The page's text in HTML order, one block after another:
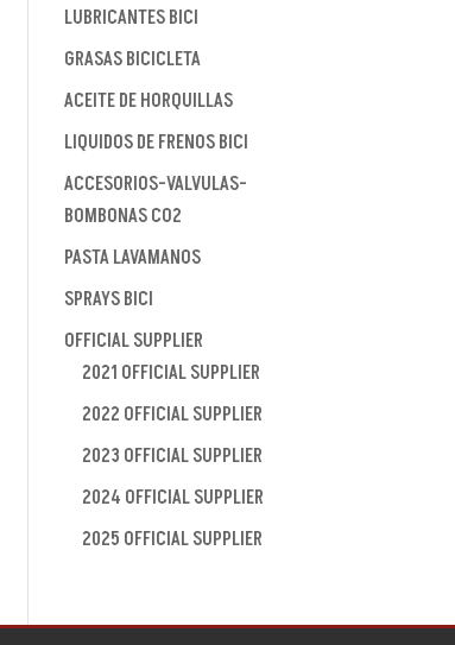
LUBRICANTES BICI
GRASAS BICICLETA
ACEITE DE HORQUILLAS
LIQUIDOS DE FRENOS BICI
ACCESORIOS-VALVULAS-
BOMBONAS CO2
PASTA LAVAMANOS
SPRAYS BICI
OFFICIAL SUPPLIER
2021 OFFICIAL SUPPLIER
2022 OFFICIAL SUPPLIER
2023 OFFICIAL SUPPLIER
2024 OFFICIAL SUPPLIER
2025 OFFICIAL SUPPLIER